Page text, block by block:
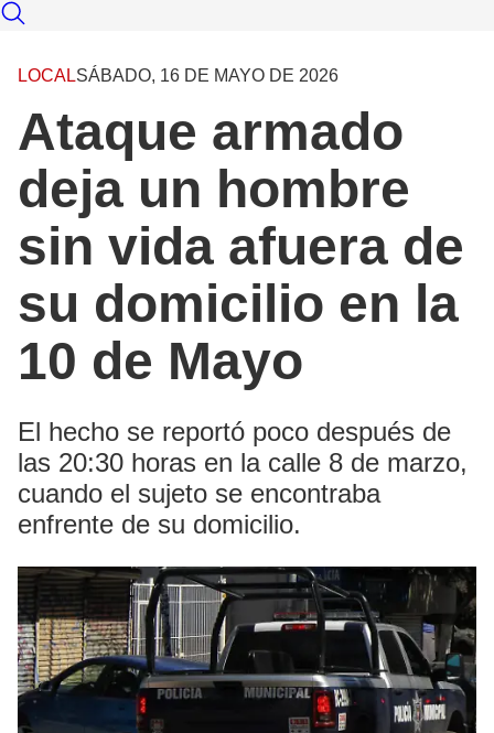
LOCALSÁBADO, 16 DE MAYO DE 2026
Ataque armado
deja un hombre
sin vida afuera de
su domicilio en la
10 de Mayo
El hecho se reportó poco después de
las 20:30 horas en la calle 8 de marzo,
cuando el sujeto se encontraba
enfrente de su domicilio.